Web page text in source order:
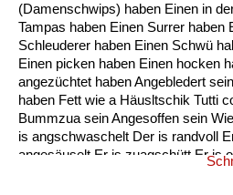
(Damenschwips) haben Einen in
Tampas haben Einen Surrer haben
Schleuderer haben Einen Schwü
Einen picken haben Einen hocken
angezüchtet haben Angebledert
haben Fett wie a Häusltschik Tutti
Bummzua sein Angesoffen sein
is angschwaschelt Der is randvoll
angesäuselt Er is zuagschütt Er is
schon gaunz steif Der is steif
Radierer Blunzenfett sein Angefüllt